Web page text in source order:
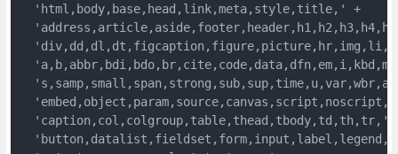
  'html,body,base,head,link,meta,style,title,' +
'caption,col,colgroup,table,thead,tbody,td,th,tr,'